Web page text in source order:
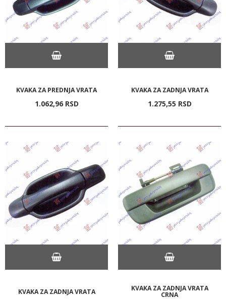
KVAKA ZA PREDNJA VRATA
1.062,96 RSD
KVAKA ZA ZADNJA VRATA
1.275,55 RSD
KVAKA ZA ZADNJA VRATA KVAKA ZA ZADNJA VRATA
CRNA